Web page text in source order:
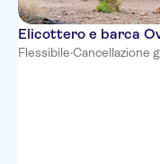
Elicottero e barca
Flessibile·Cancellazione